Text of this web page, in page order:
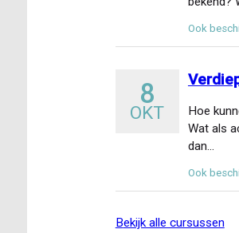
Ook
8
OKT
Hoe
Wat als
dan…
Ook
bekijk alle cursussen